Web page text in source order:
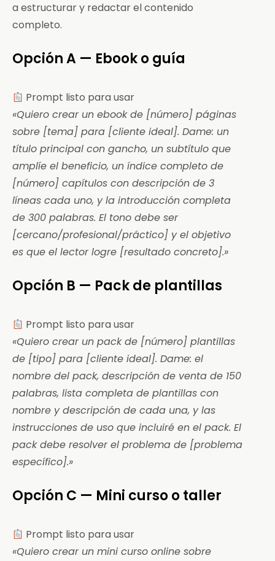
a estructurar y redactar el contenido
completo.
Opción A — Ebook o guía
Prompt listo para usar
«Quiero crear un ebook de [número] páginas
sobre [tema] para [cliente ideal]. Dame: un
título principal con gancho, un subtítulo que
amplíe el beneficio, un índice completo de
[número] capítulos con descripción de 3
líneas cada uno, y la introducción completa
de 300 palabras. El tono debe ser
[cercano/profesional/práctico] y el objetivo
es que el lector logre [resultado concreto].»
Opción B — Pack de plantillas
Prompt listo para usar
«Quiero crear un pack de [número] plantillas
de [tipo] para [cliente ideal]. Dame: el
nombre del pack, descripción de venta de 150
palabras, lista completa de plantillas con
nombre y descripción de cada una, y las
instrucciones de uso que incluiré en el pack. El
pack debe resolver el problema de [problema
específico].»
Opción C — Mini curso o taller
Prompt listo para usar
«Quiero crear un mini curso online sobre